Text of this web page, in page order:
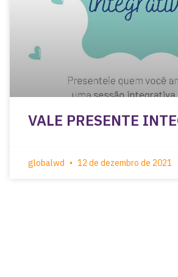
VALE PRESENTE
globalwd 12 de dezembro de 2021